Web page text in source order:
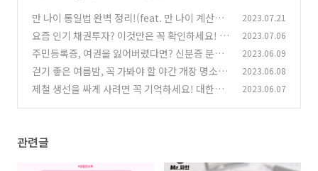
만 나이 통일법 완벽 정리!(feat. 만 나이 계산기)
(0)
2023.07.21
요즘 인기 채권투자? 이것만은 꼭 확인하세요!
(0)
2023.07.06
주민등록증, 여권을 잃어버렸다면? 신분증 분실
시 대처법! (0)
2023.06.09
걷기 좋은 여름밤, 꼭 가봐야 할 야간 개장 명소
(0)
2023.06.08
제철 생선을 싸게 사려면 꼭 기억하세요! 대한민
2023.06.07
관련글